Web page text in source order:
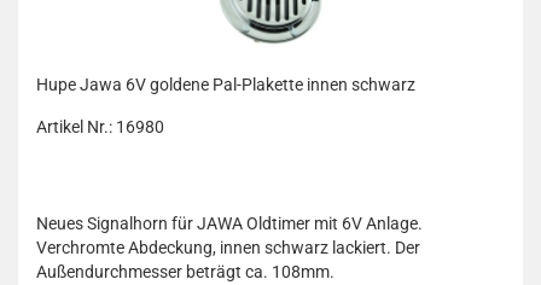
Hupe Jawa 6V goldene Pal-Plakette innen schwarz
Artikel Nr.: 16980
Neues Signalhorn für JAWA Oldtimer mit 6V Anlage.
Verchromte Abdeckung, innen schwarz lackiert. Der
Außendurchmesser beträgt ca. 108mm.